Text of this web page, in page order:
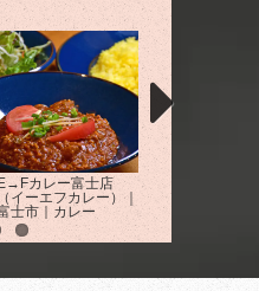
カレー富士店
（イーエフカレー）｜
士市｜カレー
レー はな遊｜富
｜カレー